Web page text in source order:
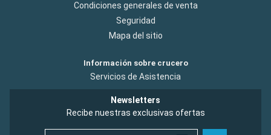
Condiciones generales de venta
Seguridad
Mapa del sitio
Información sobre crucero
Servicios de Asistencia
Newsletters
Recibe nuestras exclusivas ofertas